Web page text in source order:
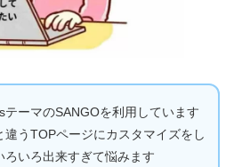
テーマのSANGOを利用しています
違うTOPページにカスタマイズをし
ろいろ出来すぎて悩みます